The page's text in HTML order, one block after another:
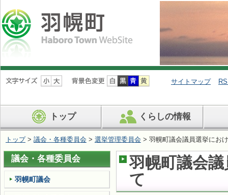
ナ
ビ
ン
を
ば
す
サイトマップ
トップ くらしの情報
トップ> 議会・各種委員会 > 選挙管理委員会 > 羽幌町議会議員選挙にお
羽幌町議会
て
議会・各種委員会
羽幌町議会